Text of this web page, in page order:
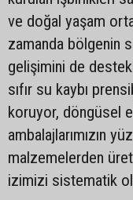
ve doğal yaşam
zamanda bölgenin
gelişimini de
sıfır su kaybı
koruyor, döngüsel
ambalajlarımızın
malzemelerden
izimizi sistematik